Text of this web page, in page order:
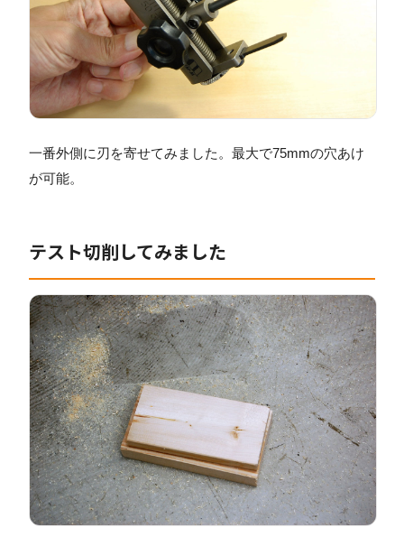
一番外側に刃を寄せてみました。最大で75mmの穴あけ
が可能。
テスト切削してみました